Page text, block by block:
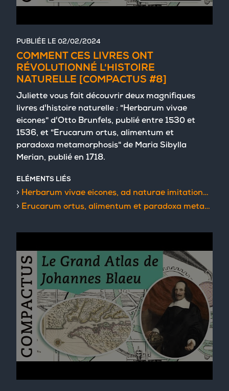
PUBLIÉE LE 02/02/2024
COMMENT CES LIVRES ONT
RÉVOLUTIONNÉ L'HISTOIRE
NATURELLE [COMPACTUS #8]
Juliette vous fait découvrir deux magnifiques
livres d'histoire naturelle : "Herbarum vivae
eicones" d'Otto Brunfels, publié entre 1530 et
1536, et "Erucarum ortus, alimentum et
paradoxa metamorphosis" de Maria Sibylla
Merian, publié en 1718.
ELÉMENTS LIÉS
Herbarum vivae eicones, ad naturae imitationem : summa cum diligentia et artificio effigiatae, una cum effectibus earundem, in gratiam veteris illius, et jamjam renascentis herbariae medicinae
Erucarum ortus, alimentum et paradoxa metamorphosis